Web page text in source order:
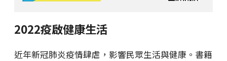
2022疫啟健康生活
近年新冠肺炎疫情肆虐，影響民眾生活與健康。書籍